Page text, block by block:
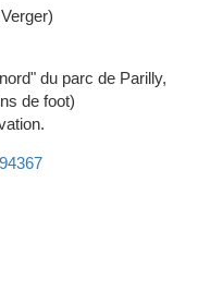
du parc de Parilly,
de foot)